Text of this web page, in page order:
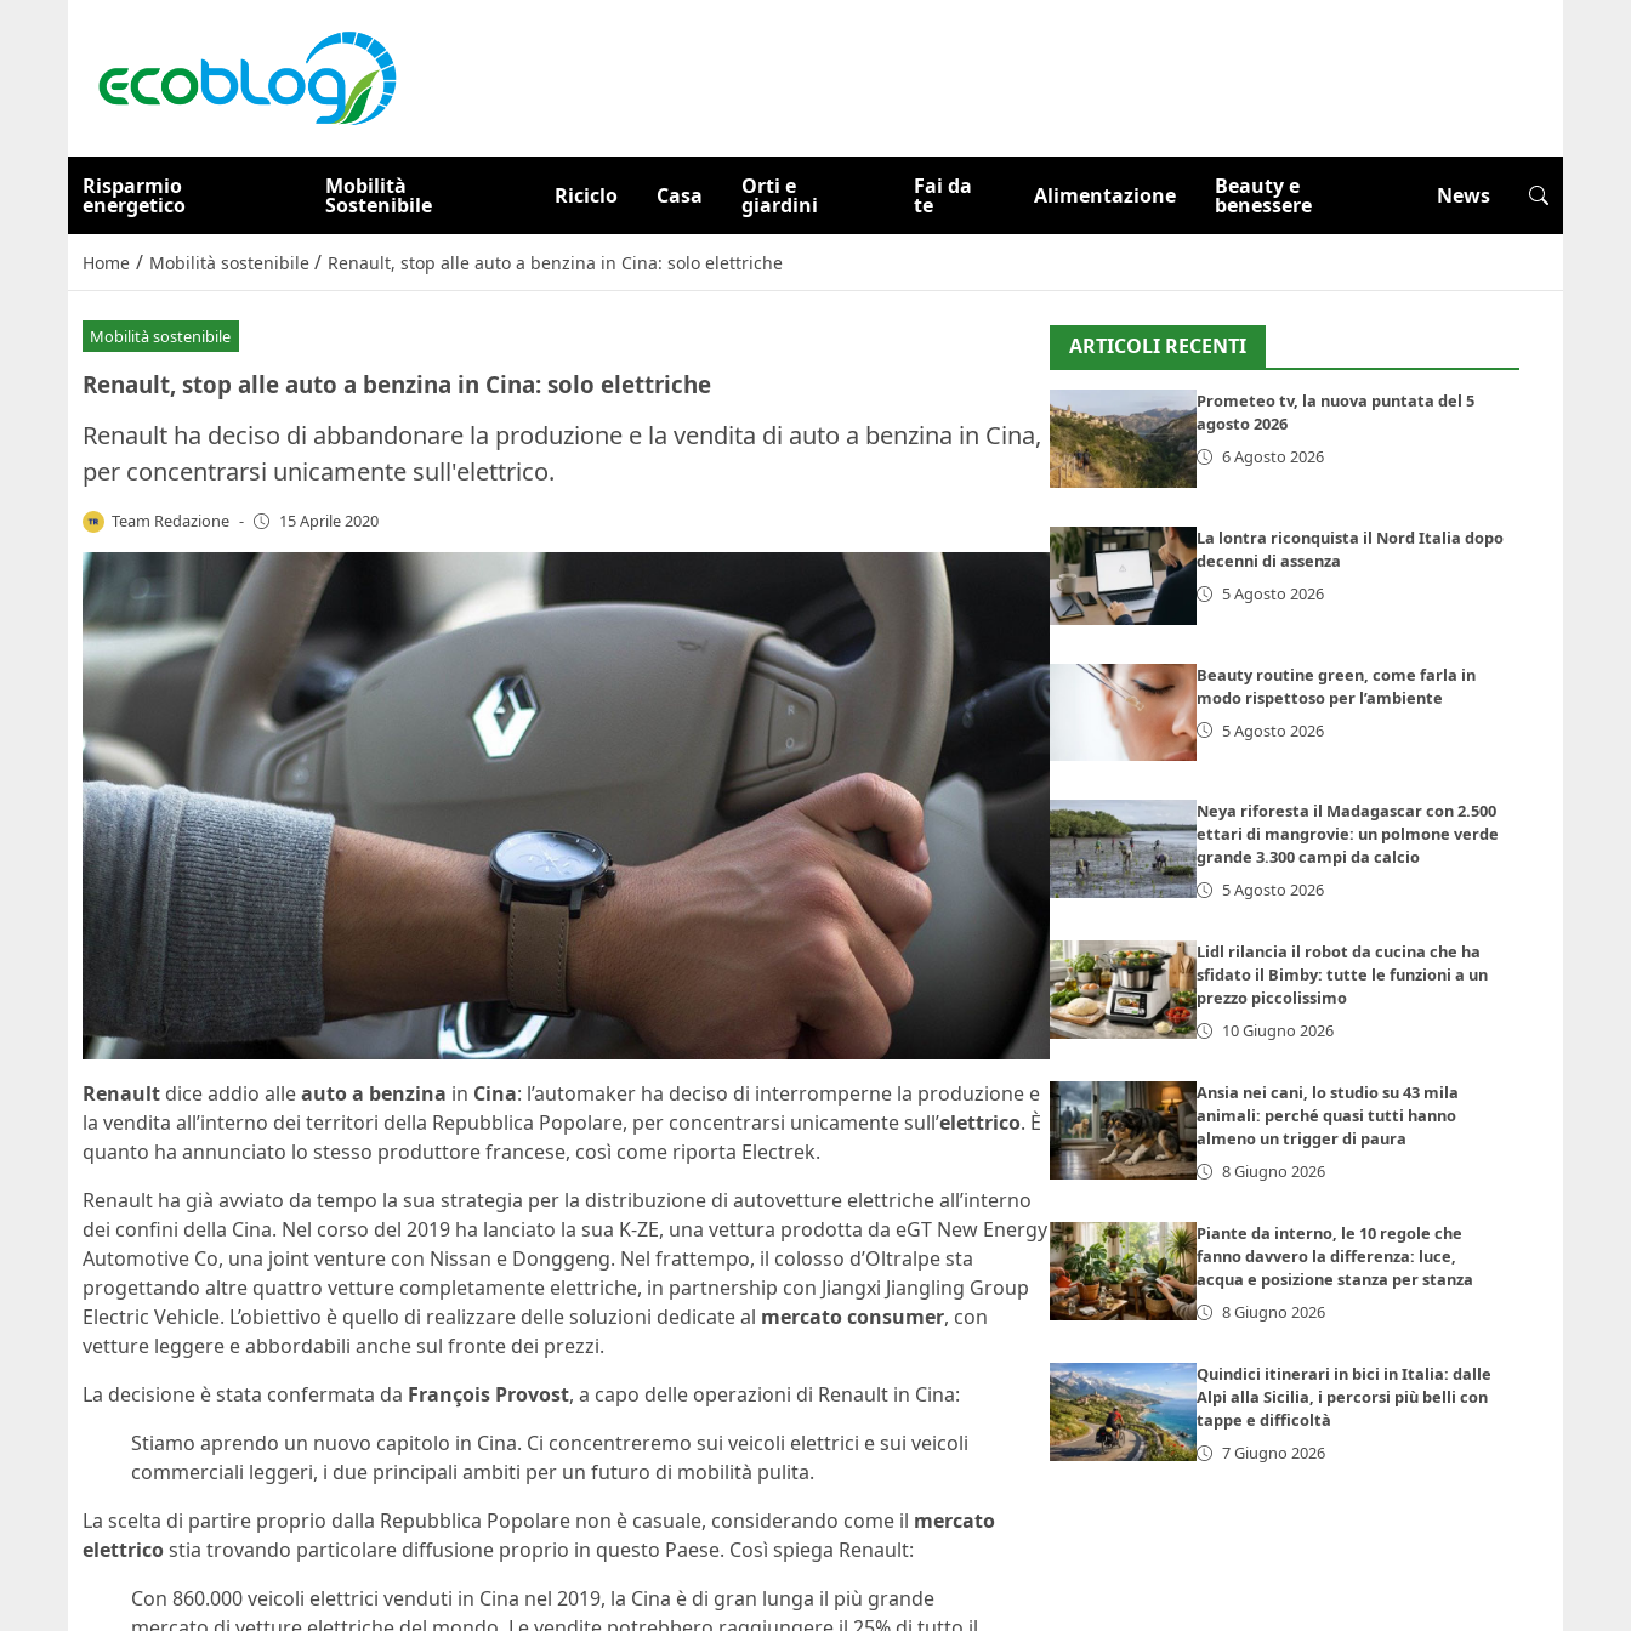
Risparmio
energetico
Mobilità
Sostenibile Riciclo Casa Orti e
giardini
Fai da
te Alimentazione Beauty e
benessere News
Home / Mobilità sostenibile / Renault, stop alle auto a benzina in Cina: solo elettriche
Mobilità sostenibile
Renault, stop alle auto a benzina in Cina: solo elettriche
Renault ha deciso di abbandonare la produzione e la vendita di auto a benzina in Cina,
per concentrarsi unicamente sull'elettrico.
Team Redazione - 15 Aprile 2020
Renault dice addio alleauto a benzina in Cina: l’automaker ha deciso di interromperne la produzione e
la vendita all’interno dei territori della Repubblica Popolare, per concentrarsi unicamente sull’elettrico. È
quanto ha annunciato lo stesso produttore francese, così come riporta Electrek.
Renault ha già avviato da tempo la sua strategia per la distribuzione di autovetture elettriche all’interno
dei confini della Cina. Nel corso del 2019 ha lanciato la sua K-ZE, una vettura prodotta da eGT New Energy
Automotive Co, una joint venture con Nissan e Donggeng. Nel frattempo, il colosso d’Oltralpe sta
progettando altre quattro vetture completamente elettriche, in partnership con Jiangxi Jiangling Group
Electric Vehicle. L’obiettivo è quello di realizzare delle soluzioni dedicate al mercato consumer, con
vetture leggere e abbordabili anche sul fronte dei prezzi.
La decisione è stata confermata da François Provost, a capo delle operazioni di Renault in Cina:
Stiamo aprendo un nuovo capitolo in Cina. Ci concentreremo sui veicoli elettrici e sui veicoli
commerciali leggeri, i due principali ambiti per un futuro di mobilità pulita.
La scelta di partire proprio dalla Repubblica Popolare non è casuale, considerando come il mercato
elettricostia trovando particolare diffusione proprio in questo Paese. Così spiega Renault:
Con 860.000 veicoli elettrici venduti in Cina nel 2019, la Cina è di gran lunga il più grande
ARTICOLI RECENTI
Prometeo tv, la nuova puntata del 5
agosto 2026
6 Agosto 2026
La lontra riconquista il Nord Italia dopo
decenni di assenza
5 Agosto 2026
Beauty routine green, come farla in
modo rispettoso per l’ambiente
5 Agosto 2026
Neya riforesta il Madagascar con 2.500
ettari di mangrovie: un polmone verde
grande 3.300 campi da calcio
5 Agosto 2026
Lidl rilancia il robot da cucina che ha
sfidato il Bimby: tutte le funzioni a un
prezzo piccolissimo
10 Giugno 2026
Ansia nei cani, lo studio su 43 mila
animali: perché quasi tutti hanno
almeno un trigger di paura
8 Giugno 2026
Piante da interno, le 10 regole che
fanno davvero la differenza: luce,
acqua e posizione stanza per stanza
8 Giugno 2026
Quindici itinerari in bici in Italia: dalle
Alpi alla Sicilia, i percorsi più belli con
tappe e difficoltà
7 Giugno 2026